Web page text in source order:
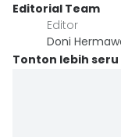
Editorial Team
Editor
Doni
Tonton lebih seru